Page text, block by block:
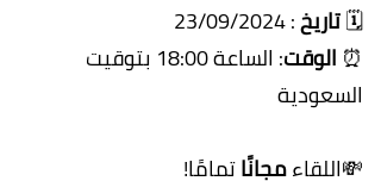
🗓️تاريخ: 23/09/2024
⏰ الوقت
: الساعة 18:00 بتوقيت
السعودية
💸اللقاءمجانًاتمامًا!